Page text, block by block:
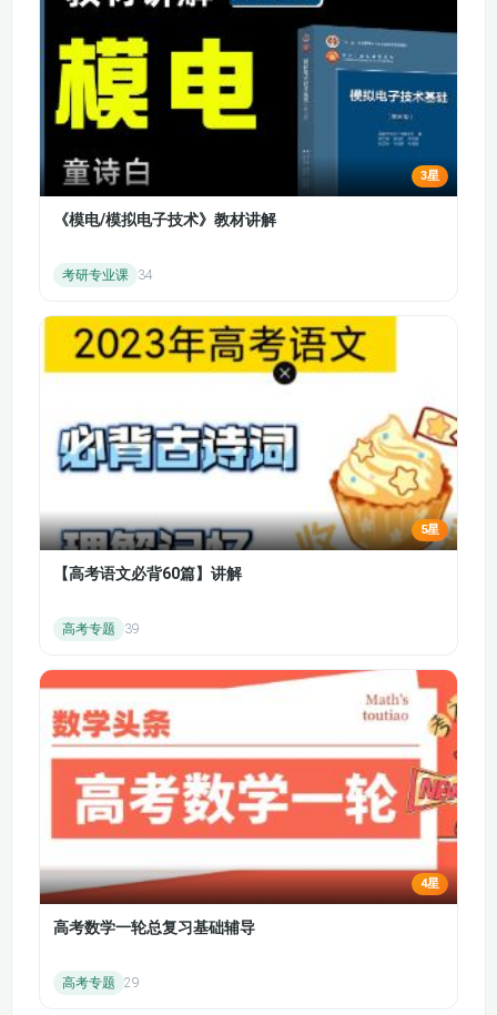
（利率风险、信用风险）；债券实操技巧（买卖时机选择、品种
筛选逻辑）。
（4）其他投资品类模块
核心内容：期货、期权等衍生品的基础认知（合规科普，不涉及
高杠杆实操）；REITs（基础设施基金）的投资入门与筛选、实
操技巧；数字货币的合规科普与风险提示，引导理性看待新型投
资品类。
模块3：投资分析方法（核心能力）
司经营分析的逻辑与方法）；技术分析核心（常用指标解读、K
投资数据解读）；价值投资与成长投资的核心逻辑拆解与应用。
学习重点：掌握科学、系统的投资分析方法，能够独立分析各类
核心内容：模拟交易演练（股票、基金模拟交易，熟悉交易流程
与操作规范）；多元化资产配置策略（根据个人风险偏好，合理
搭配股票、基金、债券等投资标的）；不同人群（新手、职场
人、老年人）的投资组合搭建方法；实战案例复盘（成功与失败
投资案例深度分析，总结经验教训）。
模块5：投资风险控制与避坑指南
核心内容：投资风险的分类与识别（市场风险、信用风险、操作
杆滥用的危害）；风险识别与规避的实用技巧；止盈止损策略制
定、仓位管理方法；理性投资心态的培养，拒绝贪婪与恐慌。
模块6：备考与进阶提升
核心内容：金融专业投资学期末考点梳理、真题解析与答题技
巧；证券、基金等相关从业考试的考点衔接与备考指导；投资学
进阶方向（量化投资、对冲基金、海外投资）的科普解读；行业
野。
四、适用人群
望掌握科学、安全的投资方法与实操技巧。
3星
《模电/模拟电子技术》教材讲解
考研专业课 34
5星
【高考语文必背60篇】讲解
高考专题 39
4星
高考数学一轮总复习基础辅导
高考专题 29